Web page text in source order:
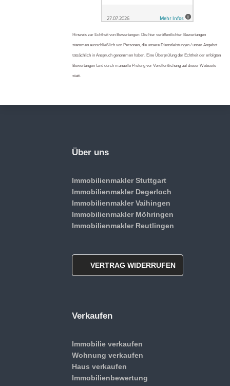
Hinweis zur Echtheit von Bewertungen: Die hier veröffentlichten Bewertungen
stammen ausschließlich von Personen, die unsere Dienstleistungen / unser Angebot
tatsächlich in Anspruch genommen haben. Eine Überprüfung der Echtheit der erfolgten
Bewertungen fand durch manuelle Prüfung vor Veröffentlichung auf dieser Webseite
statt.
Über uns
Immobilienmakler Stuttgart
Immobilienmakler Degerloch
Immobilienmakler Vaihingen
Immobilienmakler Möhringen
Immobilienmakler Reutlingen
VERTRAG WIDERRUFEN
Verkaufen
Immobilie verkaufen
Wohnung verkaufen
Haus verkaufen
Immobilienbewertung